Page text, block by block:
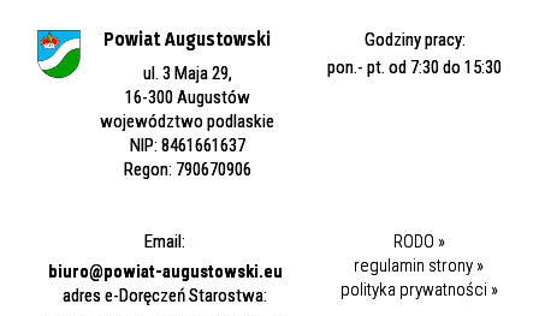
Powiat Augustowski
ul. 3 Maja 29,
16-300 Augustów
województwo podlaskie
NIP: 8461661637
Regon: 790670906
Godziny pracy:
pon.- pt. od 7:30 do 15:30
Email:
biuro@powiat-augustowski.eu
adres e-Doręczeń Starostwa:
RODO »
regulamin strony »
polityka prywatności »